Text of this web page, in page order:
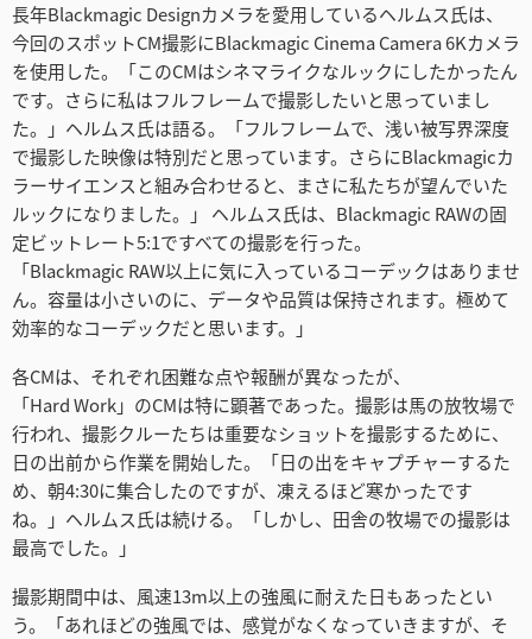
長年Blackmagic Designカメラを愛用しているヘルムス氏は、
今回のスポットCM撮影にBlackmagic Cinema Camera 6Kカメラ
を使用した。「このCMはシネマライクなルックにしたかったん
です。さらに私はフルフレームで撮影したいと思っていまし
た。」ヘルムス氏は語る。「フルフレームで、浅い被写界深度
で撮影した映像は特別だと思っています。さらにBlackmagicカ
ラーサイエンスと組み合わせると、まさに私たちが望んでいた
ルックになりました。」 ヘルムス氏は、Blackmagic RAWの固
定ビットレート5:1ですべての撮影を行った。
「Blackmagic RAW以上に気に入っているコーデックはありませ
ん。容量は小さいのに、データや品質は保持されます。極めて
効率的なコーデックだと思います。」
各CMは、それぞれ困難な点や報酬が異なったが、
「Hard Work」のCMは特に顕著であった。撮影は馬の放牧場で
行われ、撮影クルーたちは重要なショットを撮影するために、
日の出前から作業を開始した。「日の出をキャプチャーするた
め、朝4:30に集合したのですが、凍えるほど寒かったです
ね。」ヘルムス氏は続ける。「しかし、田舎の牧場での撮影は
最高でした。」
撮影期間中は、風速13m以上の強風に耐えた日もあったとい
う。「あれほどの強風では、感覚がなくなっていきますが、そ